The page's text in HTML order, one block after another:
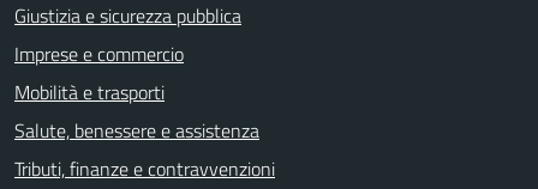
Giustizia e sicurezza pubblica
Imprese e commercio
Mobilità e trasporti
Salute, benessere e assistenza
Tributi, finanze e contravvenzioni